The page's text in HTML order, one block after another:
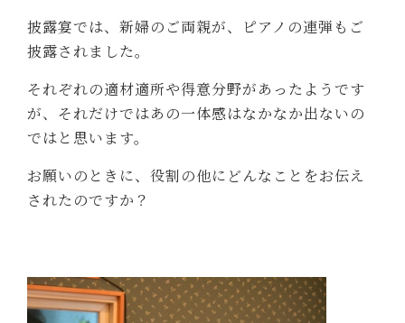
披露宴では、新婦のご両親が、ピアノの連弾もご
披露されました。
それぞれの適材適所や得意分野があったようです
が、それだけではあの一体感はなかなか出ないの
ではと思います。
お願いのときに、役割の他にどんなことをお伝え
されたのですか？